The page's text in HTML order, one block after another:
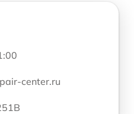
center.ru